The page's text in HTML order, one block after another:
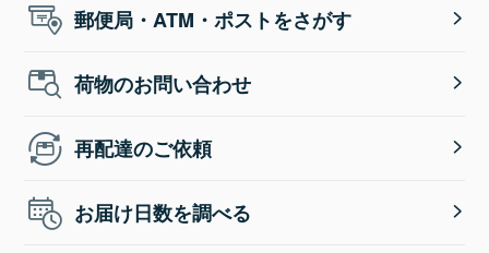
郵便局・ATM・ポストをさがす
荷物のお問い合わせ
再配達のご依頼
お届け日数を調べる